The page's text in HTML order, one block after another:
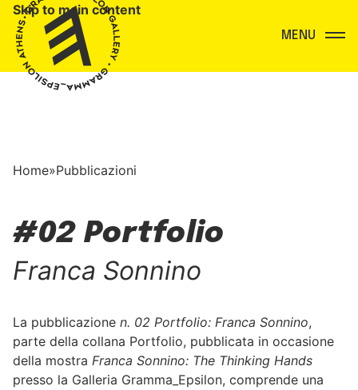
Skip to main content
Home»Pubblicazioni
#02 Portfolio
Franca Sonnino
La pubblicazione n. 02 Portfolio: Franca Sonnino,
parte della collana Portfolio, pubblicata in occasione
della mostra Franca Sonnino: The Thinking Hands
presso la Galleria Gramma_Epsilon, comprende una